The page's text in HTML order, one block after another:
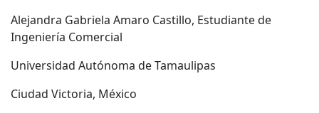
Alejandra Gabriela Amaro Castillo, Estudiante de
Ingeniería Comercial
Universidad Autónoma de Tamaulipas
Ciudad Victoria, México